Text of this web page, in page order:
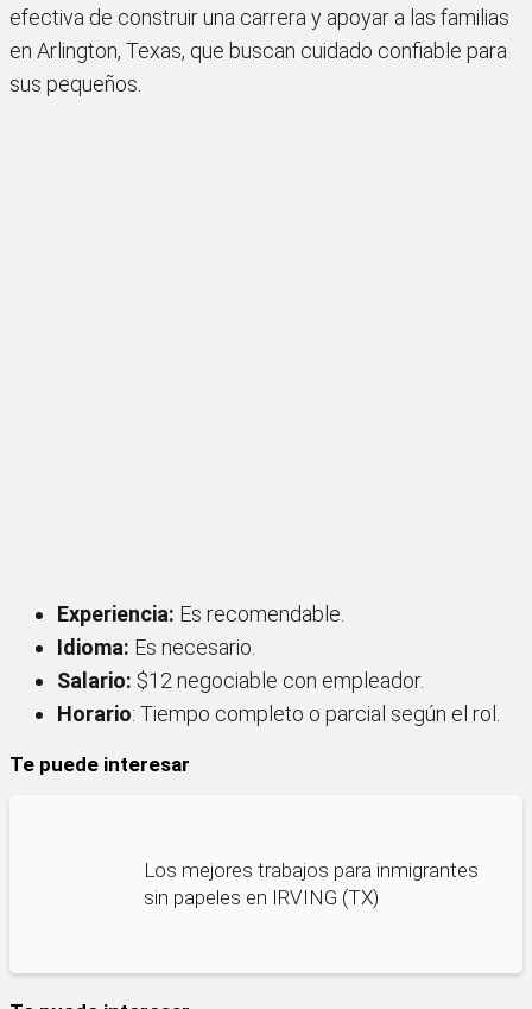
efectiva de construir una carrera y apoyar a las familias
en Arlington, Texas, que buscan cuidado confiable para
sus pequeños.
Experiencia: Es recomendable.
Idioma: Es necesario.
Salario: $12 negociable con empleador.
Horario: Tiempo completo o parcial según el rol.
Te puede interesar
Los mejores trabajos para inmigrantes
sin papeles en IRVING (TX)